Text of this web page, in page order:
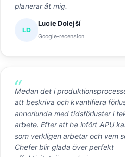
planerar åt mig.
LD
Lucie Dolejší
Google-recension
Medan det i
att beskriva och kvantifiera
annorlunda med tidsförluster i
arbete. Efter att ha infört APU
som verkligen arbetar och vem
Chefer blir glada över perfekt